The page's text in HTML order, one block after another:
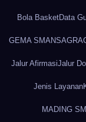
Bola BasketData
GEMA SMANSAGRA
Jalur AfirmasiJalur
Jenis Layanan
MADING